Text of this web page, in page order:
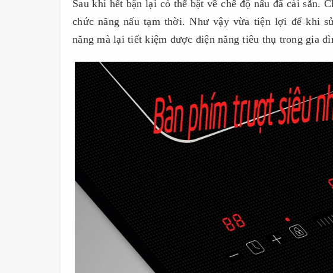
Sau khi hết bận lại có thể bật về chế độ nấu đã cài sẵn.
chức năng nấu tạm thời. Như vậy vừa tiện lợi để khi
năng mà lại tiết kiệm được điện năng tiêu thụ trong gia